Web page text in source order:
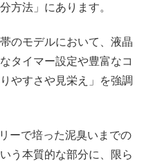
方法」にあります。
のモデルにおいて、液晶
タイマー設定や豊富なコ
やすさや見栄え」を強調
ーで培った泥臭いまでの
う本質的な部分に、限ら